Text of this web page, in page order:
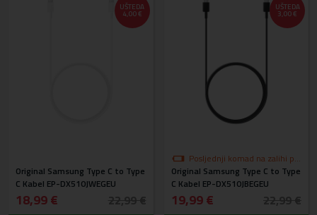
UŠTEDA
4,00 €
Original Samsung Type C to Type
C Kabel EP-DX510JWEGEU
18,99 €
UŠTEDA
3,00 €
Posljednji komad na zalihi po
akcijskoj cijeni
Original Samsung Type C to Type
C Kabel EP-DX510JBEGEU
19,99 €